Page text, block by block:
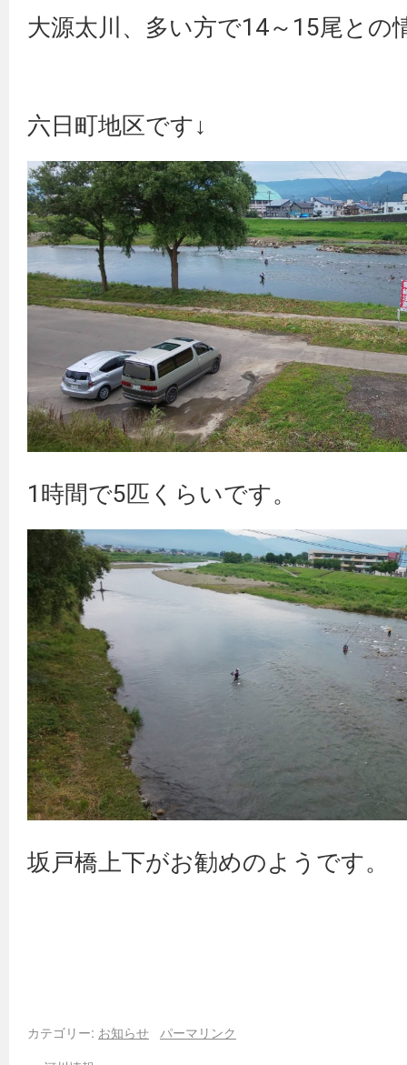
大源太川、多い方で14～15尾との
六日町地区です↓
1時間で5匹くらいです。
坂戸橋上下がお勧めのようです。
カテゴリー: お知らせ
パーマリンク